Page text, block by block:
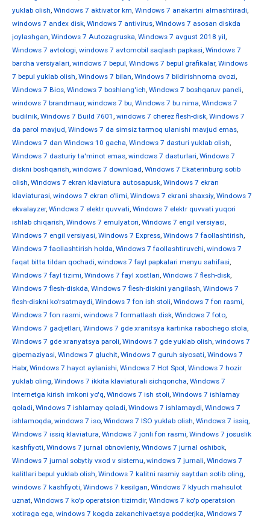
yuklab olish, Windows 7 aktivator km, Windows 7 anakartni almashtiradi,
windows 7 andex disk, Windows 7 antivirus, Windows 7 asosan diskda
joylashgan, Windows 7 Autozagruska, Windows 7 avgust 2018 yil,
Windows 7 avtologi, windows 7 avtomobil saqlash papkasi, Windows 7
barcha versiyalari, windows 7 bepul, Windows 7 bepul grafikalar, Windows
7 bepul yuklab olish, Windows 7 bilan, Windows 7 bildirishnoma ovozi,
Windows 7 Bios, Windows 7 boshlang'ich, Windows 7 boshqaruv paneli,
windows 7 brandmaur, windows 7 bu, Windows 7 bu nima, Windows 7
budilnik, Windows 7 Build 7601 , windows 7 cherez flesh-disk, Windows 7
da parol mavjud, Windows 7 da simsiz tarmoq ulanishi mavjud emas,
Windows 7 dan Windows 10 gacha, Windows 7 dasturi yuklab olish,
Windows 7 dasturiy ta'minot emas, windows 7 dasturlari, Windows 7
diskni boshqarish, windows 7 download, Windows 7 Ekaterinburg sotib
olish, Windows 7 ekran klaviatura autosapusk, Windows 7 ekran
klaviaturasi, windows 7 ekran o'limi, Windows 7 ekrani shaxsiy, Windows 7
ekvalayzer, Windows 7 elektr quvvati, Windows 7 elektr quvvati yuqori
ishlab chiqarish, Windows 7 emulyatori, Windows 7 engil versiyasi,
Windows 7 engil versiyasi, Windows 7 Express, Windows 7 faollashtirish,
Windows 7 faollashtirish holda, Windows 7 faollashtiruvchi, windows 7
faqat bitta tildan qochadi, windows 7 fayl papkalari menyu sahifasi,
Windows 7 fayl tizimi, Windows 7 fayl xostlari, Windows 7 flesh-disk,
Windows 7 flesh-diskda, Windows 7 flesh-diskini yangilash, Windows 7
flesh-diskni ko'rsatmaydi, Windows 7 fon ish stoli, Windows 7 fon rasmi,
Windows 7 fon rasmi, windows 7 formatlash disk, Windows 7 foto,
Windows 7 gadjetlari, Windows 7 gde xranitsya kartinka rabochego stola,
Windows 7 gde xranyatsya paroli, Windows 7 gde yuklab olish, windows 7
gipernaziyasi, Windows 7 gluchit, Windows 7 guruh siyosati, Windows 7
Habr, Windows 7 hayot aylanishi, Windows 7 Hot Spot, Windows 7 hozir
yuklab oling, Windows 7 ikkita klaviaturali sichqoncha, Windows 7
Internetga kirish imkoni yo'q, Windows 7 ish stoli, Windows 7 ishlamay
qoladi, Windows 7 ishlamay qoladi, Windows 7 ishlamaydi, Windows 7
ishlamoqda, windows 7 iso, Windows 7 ISO yuklab olish, Windows 7 issiq,
Windows 7 issiq klaviatura, Windows 7 jonli fon rasmi, Windows 7 josuslik
kashfiyoti, Windows 7 jurnal obnovleniy, Windows 7 jurnal oshibok,
Windows 7 jurnal sobytiy vxod v sistemu, windows 7 jurnali, Windows 7
kalitlari bepul yuklab olish, Windows 7 kalitni rasmiy saytdan sotib oling,
windows 7 kashfiyoti, Windows 7 kesilgan, Windows 7 klyuch mahsulot
uznat, Windows 7 ko'p operatsion tizimdir, Windows 7 ko'p operatsion
xotiraga ega, windows 7 kogda zakanchivaetsya podderjka, Windows 7